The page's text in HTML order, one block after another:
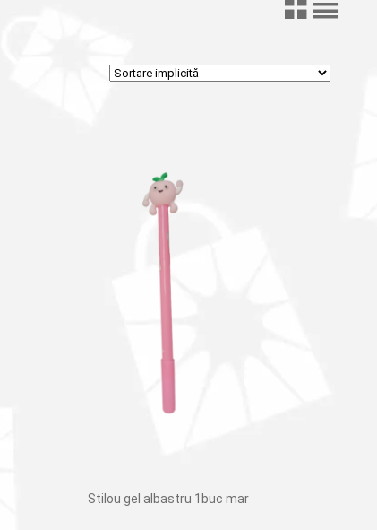
Stilou gel albastru 1buc mar